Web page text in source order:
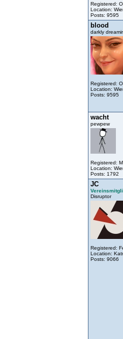
Registered:
Location:
Posts: 9595
blood
darkly
Registered:
Location:
Posts: 9595
wacht
pewpew
Registered:
Location:
Posts: 1792
JC
Disruptor
Registered:
Location:
Posts: 9066